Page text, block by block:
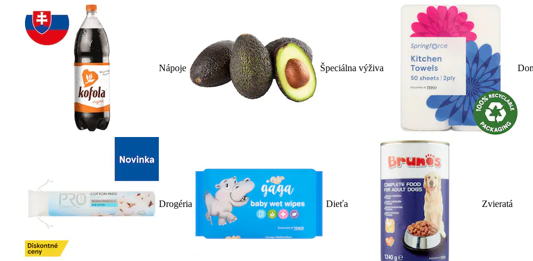
Nápoje Špeciálna výživa
Drogéria Dieťa Zvieratá